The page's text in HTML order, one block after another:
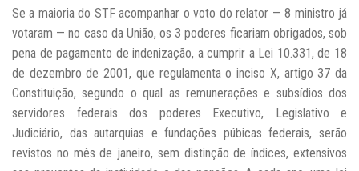
Se a maioria do STF acompanhar o voto do relator — 8 ministro já
votaram — no caso da União, os 3 poderes ficariam obrigados, sob
pena de pagamento de indenização, a cumprir a Lei 10.331, de 18
de dezembro de 2001, que regulamenta o inciso X, artigo 37 da
Constituição, segundo o qual as remunerações e subsídios dos
servidores federais dos poderes Executivo, Legislativo e
Judiciário, das autarquias e fundações púbicas federais, serão
revistos no mês de janeiro, sem distinção de índices, extensivos